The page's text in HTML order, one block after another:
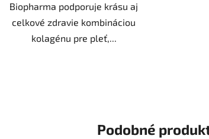
Biopharma podporuje krásu aj
celkové zdravie kombináciou
kolagénu pre pleť,...
Podobné